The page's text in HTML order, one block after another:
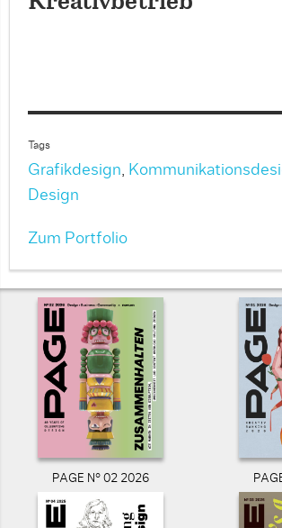
Tags
Grafikdesign,
Design
Zum Portfolio
PAGE N° 02 2026